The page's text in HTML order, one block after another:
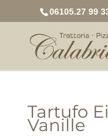
06105.27 99
Tartufo
Vanille